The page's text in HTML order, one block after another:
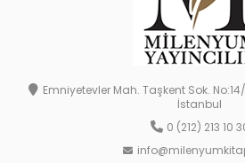
Emniyetevler Mah. Taşkent Sok.
İstanbul
0 (212) 213 10